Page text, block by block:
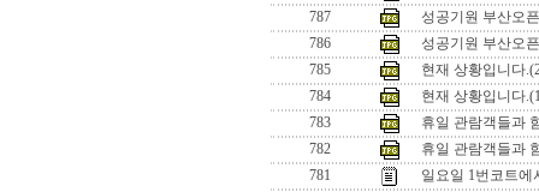
787
성공기원 부산오
786
성공기원 부산오
785
현재 상황입니다
784
현재 상황입니다
783
휴일 관람객들과
782
휴일 관람객들과
781
일요일 1번코트에